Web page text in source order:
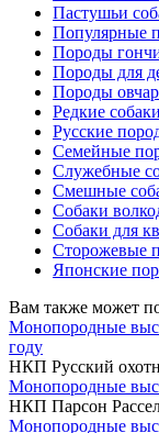
Пастушьи
Популярные
Породы
Породы для
Породы
Редкие собаки
Русские
Семейные
Служебные
Смешные
Собаки
Собаки для
Сторожевые
Японские
Вам также может
Монопородные
году
НКП Русский
Монопородные
НКП Парсон Рассел
Монопородные